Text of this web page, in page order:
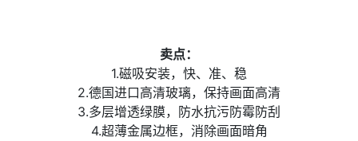
卖点：
1.磁吸安装，快、准、稳
2.德国进口高清玻璃，保持画面高清
3.多层增透绿膜，防水抗污防霉防刮
4.超薄金属边框，消除画面暗角